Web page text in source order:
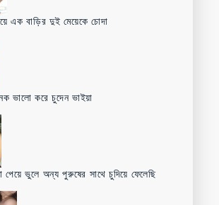
এক বাড়ির দুই মেয়েকে চোদা
ভালো করে চুদেন ভাইয়া
পেয়ে ভুলে অন্য পুরুষের সাথে চুদিয়ে ফেলেছি